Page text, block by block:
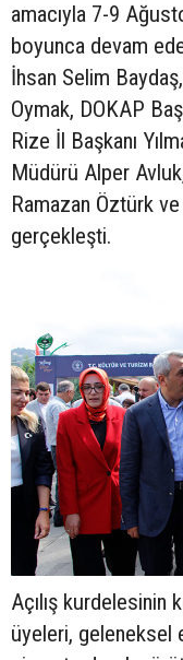
amacıyla 7-9
boyunca devam
İhsan Selim
Oymak, DOKAP
Rize İl Başkanı
Müdürü Alper
Ramazan Öztürk
gerçekleşti.
Açılış kurdelesinin
üyeleri, geleneksel